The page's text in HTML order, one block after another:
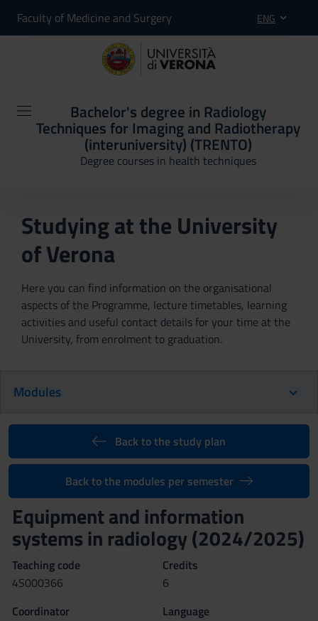
Faculty of Medicine and Surgery ENG
Bachelor's degree in Radiology
Techniques for Imaging and Radiotherapy
(interuniversity) (TRENTO)
Degree courses in health techniques
Studying at the University
of Verona
Here you can find information on the organisational
aspects of the Programme, lecture timetables, learning
activities and useful contact details for your time at the
University, from enrolment to graduation.
Modules
Back to the study plan
Back to the modules per semester
Equipment and information
systems in radiology (2024/2025)
Teaching code
4S000366
Credits
6
Coordinator
Language